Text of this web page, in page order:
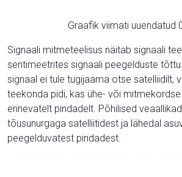
Graafik viimati uuendatud
Signaali mitmeteelisus näitab signaali
sentimeetrites signaali peegelduste
signaal ei tule tugijaama otse satelliidilt,
teekonda pidi, kas ühe- või
erinevatelt pindadelt. Põhilised
tõusunurgaga satelliitidest ja lähedal
peegelduvatest pindadest.